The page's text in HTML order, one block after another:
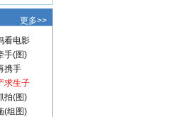
更多>>
看电影
手(图)
携手
求生子
拍(图)
(组图)